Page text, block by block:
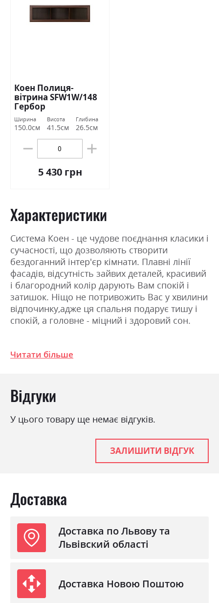
Коен Полиця-
вітрина SFW1W/148
Гербор
Ширина
150.0см
Висота
41.5см
Глибина
26.5см
5 430 грн
Характеристики
Система Коен - це чудове поєднання класики і
сучасності, що дозволяють створити
бездоганний інтер'єр кімнати. Плавні лінії
фасадів, відсутність зайвих деталей, красивий
і благородний колір дарують Вам спокій і
затишок. Ніщо не потривожить Вас у хвилини
відпочинку,адже ця спальня подарує тишу і
спокій, а головне - міцний і здоровий сон.
Фабрика:
Колір матеріалу
Стиль
класика, мінімалізм,
модерн, ретро
ламінована ДСП
Читати більше
Відгуки
У цього товару ще немає відгуків.
ЗАЛИШИТИ ВІДГУК
Доставка
Доставка по Львову та
Львівский області
Доставка Новою Поштою